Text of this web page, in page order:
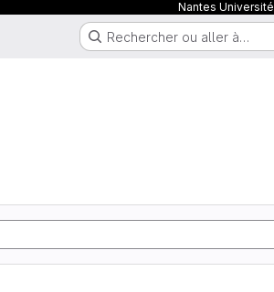
Nantes Université
Rechercher ou aller à…